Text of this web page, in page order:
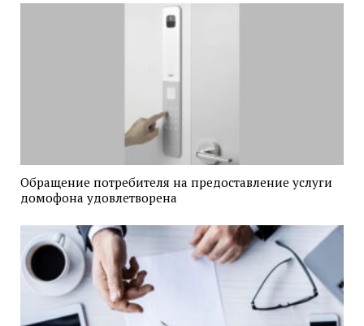
Обращение потребителя на предоставление услуги
домофона удовлетворена